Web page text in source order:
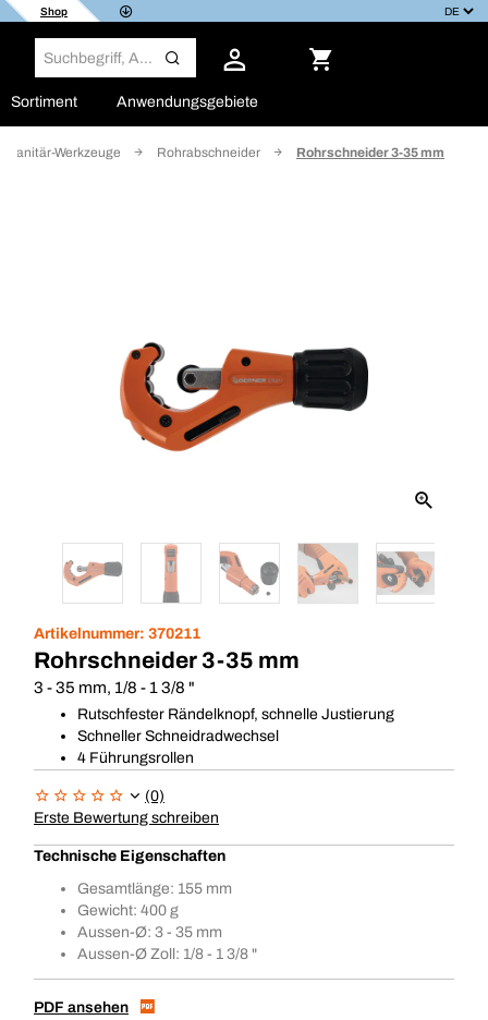
Shop
Sortiment Anwendungsgebiete
Sanitär-Werkzeuge Rohrabschneider Rohrschneider 3-35 mm
Artikelnummer: 370211
Rohrschneider 3-35 mm
3 - 35 mm, 1/8 - 1 3/8 "
Rutschfester Rändelknopf, schnelle Justierung
Schneller Schneidradwechsel
4 Führungsrollen
(0)
Erste Bewertung schreiben
Technische Eigenschaften
Gesamtlänge: 155 mm
Gewicht: 400 g
Aussen-Ø: 3 - 35 mm
Aussen-Ø Zoll: 1/8 - 1 3/8 "
PDF ansehen